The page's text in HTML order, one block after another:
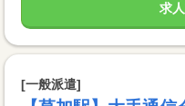
求
[一般派遣]